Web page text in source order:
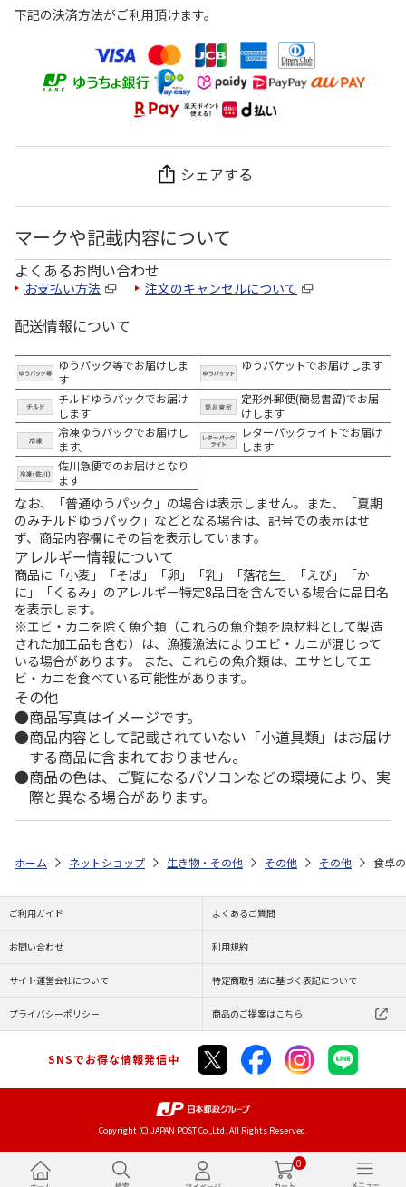
0
下記の決済方法がご利用頂けます。
シェアする
マークや記載内容について
よくあるお問い合わせ
お支払い方法 注文のキャンセルについて
配送情報について
ゆうパック等でお届けしま
す
ゆうパケットでお届けします
チルドゆうパックでお届け
します
定形外郵便(簡易書留)でお届
けします
冷凍ゆうパックでお届けし
ます。
レターパックライトでお届け
します
佐川急便でのお届けとなり
ます
なお、「普通ゆうパック」の場合は表示しません。また、「夏期
のみチルドゆうパック」などとなる場合は、記号での表示はせ
ず、商品内容欄にその旨を表示しています。
アレルギー情報について
商品に「小麦」「そば」「卵」「乳」「落花生」「えび」「か
に」「くるみ」のアレルギー特定8品目を含んでいる場合に品目名
を表示します。
※エビ・カニを除く魚介類（これらの魚介類を原材料として製造
された加工品も含む）は、漁獲漁法によりエビ・カニが混じって
いる場合があります。 また、これらの魚介類は、エサとしてエ
ビ・カニを食べている可能性があります。
その他
商品写真はイメージです。
商品内容として記載されていない「小道具類」はお届け
する商品に含まれておりません。
商品の色は、ご覧になるパソコンなどの環境により、実
際と異なる場合があります。
ホーム ネットショップ 生き物・その他 その他 その他 食卓
ご利用ガイド よくあるご質問
お問い合わせ 利用規約
サイト運営会社について 特定商取引法に基づく表記について
プライバシーポリシー 商品のご提案はこちら
SNSでお得な情報発信中
Copyright (C) JAPAN POST Co.,Ltd. All Rights Reserved.